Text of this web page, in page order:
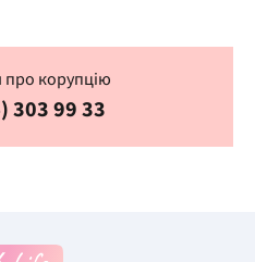
про корупцію
303 99 33